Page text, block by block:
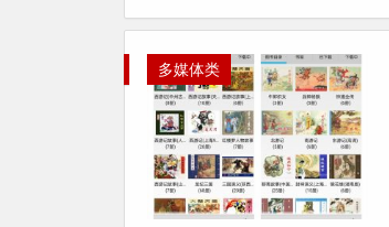
多媒体类